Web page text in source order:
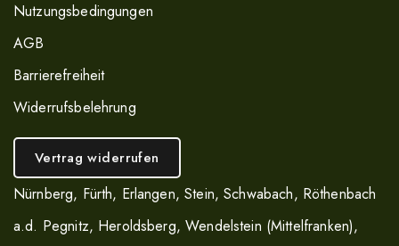
Nutzungsbedingungen
AGB
Barrierefreiheit
Widerrufsbelehrung
Vertrag widerrufen
Nürnberg, Fürth, Erlangen,Stein,Schwabach, Röthenbach
a.d. Pegnitz, Heroldsberg,Wendelstein (Mittelfranken),